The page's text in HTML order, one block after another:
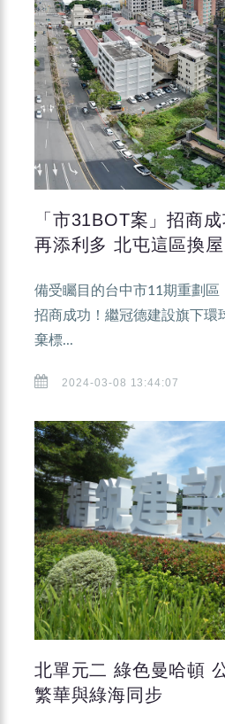
「市31BOT案」招商
再添利多 北屯這區換
備受矚目的台中市11期重劃區
招商成功！繼冠德建設旗下環
棄標...
2024-03-08 13:44:07
北單元二 綠色曼哈頓
繁華與綠海同步